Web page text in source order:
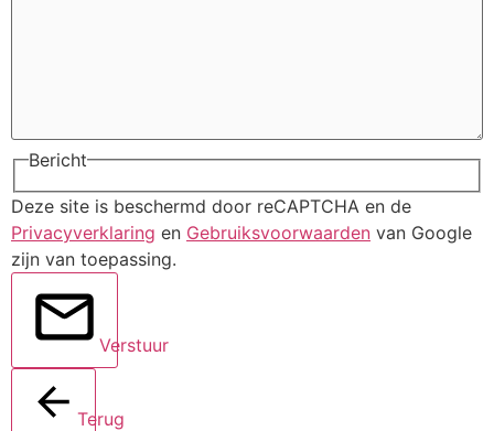
Bericht
Deze site is beschermd door reCAPTCHA en de
Privacyverklaring en Gebruiksvoorwaarden van Google
zijn van toepassing.
Verstuur
Terug